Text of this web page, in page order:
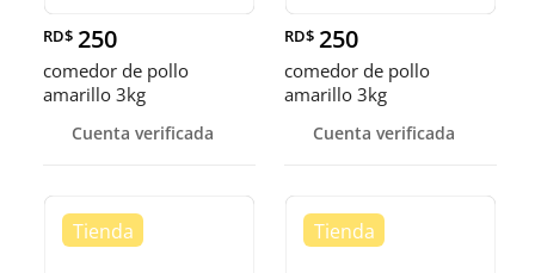
RD$ 250
comedor de pollo
amarillo 3kg
Cuenta verificada
RD$ 250
comedor de pollo
amarillo 3kg
Cuenta verificada